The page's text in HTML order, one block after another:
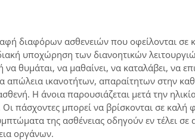
διαφόρων ασθενειών που οφείλονται σε
υποχώρηση των διανοητικών
θυμάται, να μαθαίνει, να καταλάβει, να
απώλεια ικανοτήτων, απαραίτητων στην
Η άνοια παρουσιάζεται μετά την
πάσχοντες μπορεί να βρίσκονται σε καλή
της ασθένειας οδηγούν εν τέλει σε
οργάνων.